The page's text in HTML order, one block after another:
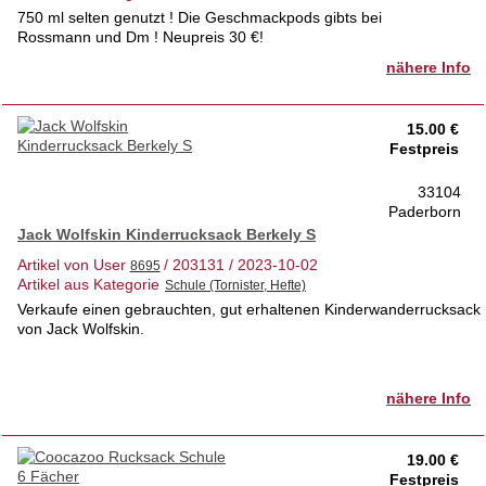
Wörter, die oft falsch geschrieben
werden, sowie eine Liste schwieriger
Das Buch ist in einem einwandfreiem
Zustand.
Neuhaus möglich.
750 ml selten genutzt ! Die Geschmackpods gibts bei
Rossmann und Dm ! Neupreis 30 €!
nähere Info
15.00 €
Festpreis
33104
Paderborn
Jack Wolfskin Kinderrucksack Berkely S
Artikel von User
/ 203131 / 2023-10-02
Artikel aus Kategorie
Verkaufe einen gebrauchten, gut erhaltenen Kinderwanderrucksack
von Jack Wolfskin.
nähere Info
19.00 €
Festpreis